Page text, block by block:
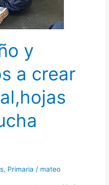
y
a crear
, Primaria / mateo